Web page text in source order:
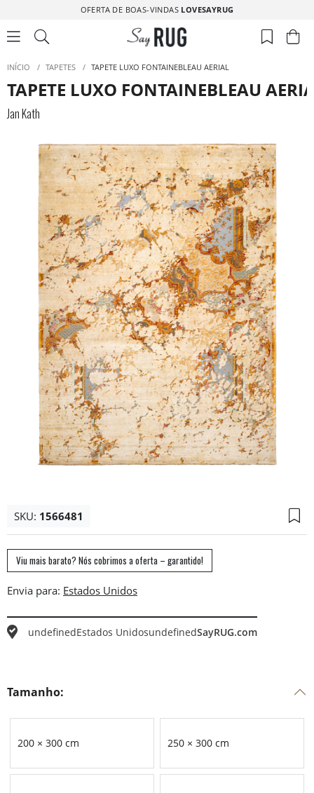
OFERTA DE BOAS-VINDAS LOVESAYRUG
INÍCIO / TAPETES / TAPETE LUXO FONTAINEBLEAU AERIAL
TAPETE LUXO FONTAINEBLEAU
Jan Kath
SKU: 1566481
Viu mais barato? Nós cobrimos a oferta – garantido!
Envia para:
undefinedEstados UnidosundefinedSayRUG.com
Tamanho:
200 × 300 cm 250 × 300 cm